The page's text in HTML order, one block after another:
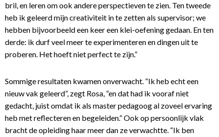
bril, en leren om ook andere perspectieven te zien. Ten tweede
heb ik geleerd mijn creativiteit in te zetten als supervisor; we
hebben bijvoorbeeld een keer een klei-oefening gedaan. En ten
derde: ik durf veel meer te experimenteren en dingen uit te
proberen. Het hoeft niet perfect te zijn.”
Sommige resultaten kwamen onverwacht. “Ik heb echt een
nieuw vak geleerd”, zegt Rosa, “en dat had ik vooraf niet
gedacht, juist omdat ik als master pedagoog al zoveel ervaring
heb met reflecteren en begeleiden.” Ook op persoonlijk vlak
bracht de opleiding haar meer dan ze verwachtte. “Ik ben